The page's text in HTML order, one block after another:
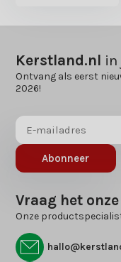
Kerstland.nl in
Ontvang als eerst
2026!
Abonneer
Vraag het
Onze